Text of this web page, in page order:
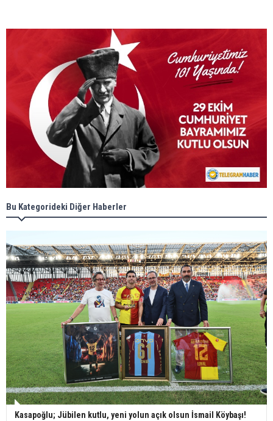
Bu Kategorideki Diğer Haberler
Kasapoğlu; Jübilen kutlu, yeni yolun açık olsun İsmail Köybaşı!